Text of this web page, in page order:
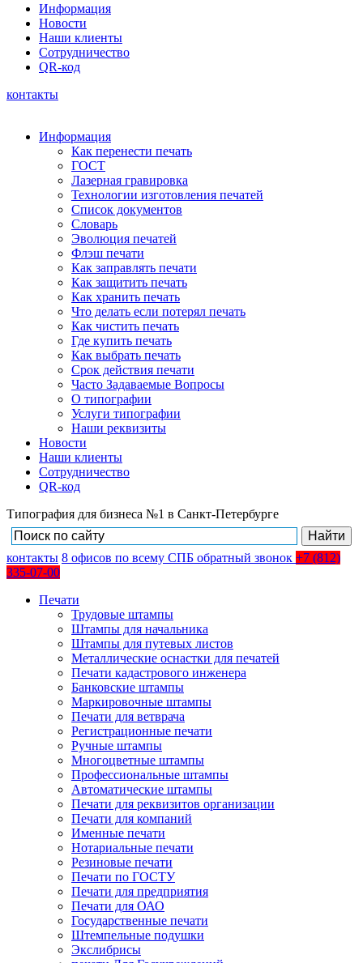
Информация
Новости
Наши клиенты
Сотрудничество
QR-код
контакты
Информация
Как перенести печать
ГОСТ
Лазерная гравировка
Технологии изготовления печатей
Список документов
Словарь
Эволюция печатей
Флэш печати
Как заправлять печати
Как защитить печать
Как хранить печать
Что делать если потерял печать
Как чистить печать
Где купить печать
Как выбрать печать
Срок действия печати
Часто Задаваемые Вопросы
О типографии
Услуги типографии
Наши реквизиты
Новости
Наши клиенты
Сотрудничество
QR-код
Типография для бизнеса №1 в Санкт-Петербурге
контакты 8 офисов по всему СПБ обратный звонок +7 (812)
335-07-00
Печати
Трудовые штампы
Штампы для начальника
Штампы для путевых листов
Металлические оснастки для печатей
Печати кадастрового инженера
Банковские штампы
Маркировочные штампы
Печати для ветврача
Регистрационные печати
Ручные штампы
Многоцветные штампы
Профессиональные штампы
Автоматические штампы
Печати для реквизитов организации
Печати для компаний
Именные печати
Нотариальные печати
Резиновые печати
Печати по ГОСТУ
Печати для предприятия
Печати для ОАО
Государственные печати
Штемпельные подушки
Экслибрисы